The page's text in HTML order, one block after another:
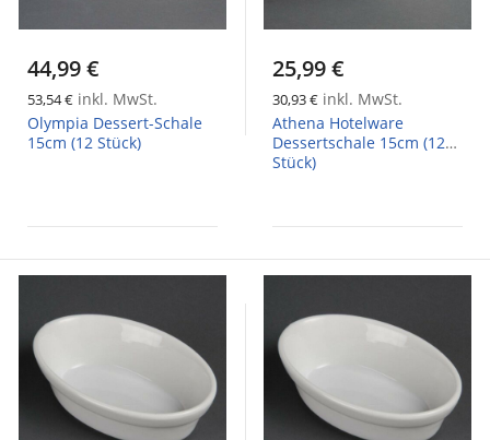
44,99 €
53,54 € inkl. MwSt.
Olympia Dessert-Schale
15cm (12 Stück)
25,99 €
30,93 € inkl. MwSt.
Athena Hotelware
Dessertschale 15cm (12
Stück)